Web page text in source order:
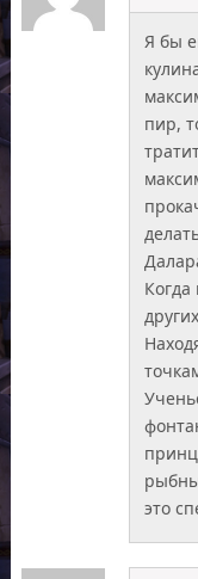
Я бы
пир,
это